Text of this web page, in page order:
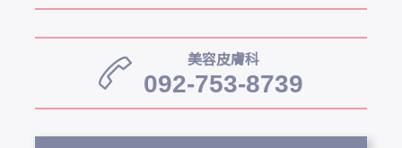
美容皮膚科
092-753-8739